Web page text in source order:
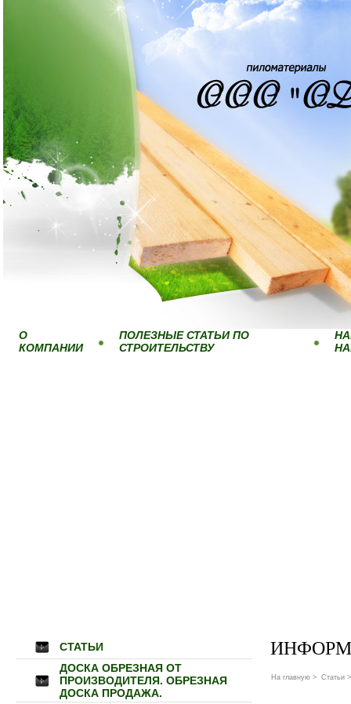
О
КОМПАНИИ
ПОЛЕЗНЫЕ СТАТЬИ ПО
СТРОИТЕЛЬСТВУ
СТАТЬИ
ДОСКА ОБРЕЗНАЯ ОТ
ПРОИЗВОДИТЕЛЯ. ОБРЕЗНАЯ
ДОСКА ПРОДАЖА.
На главную > Статьи >